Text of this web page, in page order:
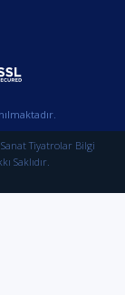
Tiyatrolar Bilgi
Saklıdır.